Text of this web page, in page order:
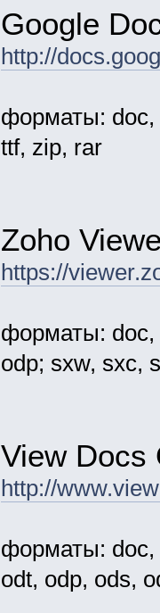
Google
http://
форматы: doc,
ttf, zip, rar
Zoho
https://
форматы: doc,
odp; sxw, sxc,
View Docs
http://
форматы: doc,
odt, odp, ods,